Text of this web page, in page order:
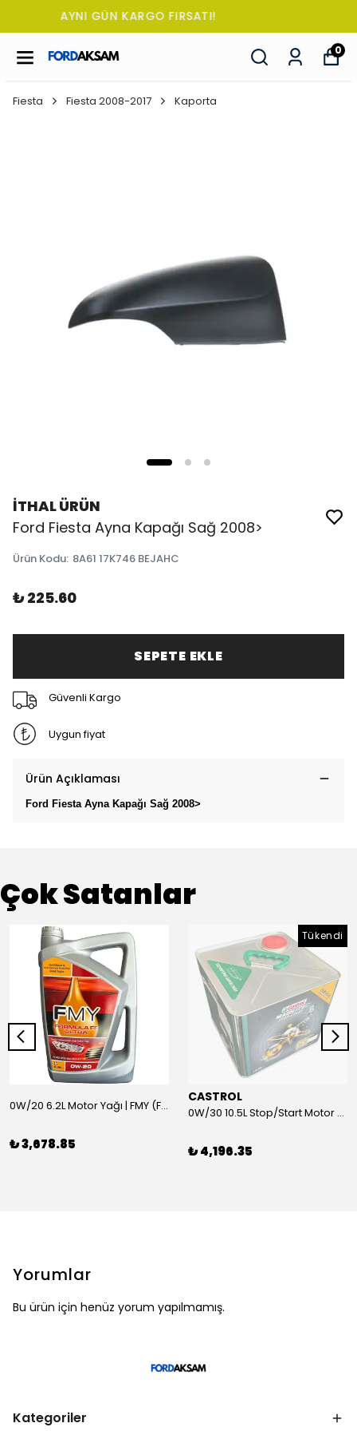
TÜM SİPARİŞLERDE OTO KOKUSU HEDİYE!
0
Fiesta Fiesta 2008-2017 Kaporta
İTHAL ÜRÜN
Ford Fiesta Ayna Kapağı Sağ 2008>
Ürün Kodu: 8A61 17K746 BEJAHC
₺ 225.60
SEPETE EKLE
Güvenli Kargo
Uygun fiyat
Ürün Açıklaması
Ford Fiesta Ayna Kapağı Sağ 2008>
Çok Satanlar
0W/20 6.2L Motor Yağı | FMY (Ford Motor Yağları)
₺ 3,678.85
Tükendi
CASTROL
0W/30 10.5L Stop/Start Motor Yağı | CASTROL
₺ 4,196.35
Yorumlar
Bu ürün için henüz yorum yapılmamış.
Kategoriler